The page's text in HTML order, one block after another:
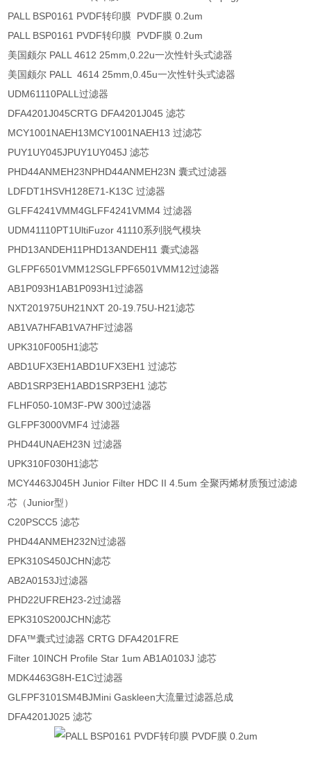
PALL BSP0161 PVDF转印膜 PVDF膜 0.2um
PALL BSP0161 PVDF转印膜 PVDF膜 0.2um
美国颇尔 PALL 4612 25mm,0.22u一次性针头式滤器
美国颇尔 PALL 4614 25mm,0.45u一次性针头式滤器
UDM61110PALL过滤器
DFA4201J045CRTG DFA4201J045 滤芯
MCY1001NAEH13MCY1001NAEH13 过滤芯
PUY1UY045JPUY1UY045J 滤芯
PHD44ANMEH23NPHD44ANMEH23N 囊式过滤器
LDFDT1HSVH128E71-K13C 过滤器
GLFF4241VMM4GLFF4241VMM4 过滤器
UDM41110PT1 UltiFuzor 41110系列脱气模块
PHD13ANDEH11 PHD13ANDEH11 囊式滤器
GLFPF6501VMM12SGLFPF6501VMM12过滤器
AB1P093H1AB1P093H1过滤器
NXT201975UH21 NXT 20-19.75U-H21滤芯
AB1VA7HFAB1VA7HF过滤器
UPK310F005H1滤芯
ABD1UFX3EH1ABD1UFX3EH1 过滤芯
ABD1SRP3EH1ABD1SRP3EH1 滤芯
FLHF050-10M3F-PW 300过滤器
GLFPF3000VMF4 过滤器
PHD44UNAEH23N 过滤器
UPK310F030H1滤芯
MCY4463J045H Junior Filter HDC II 4.5um 全聚丙烯材质预过滤滤
芯（Junior型）
C20PSCC5 滤芯
PHD44ANMEH232N过滤器
EPK310S450JCHN滤芯
AB2A0153J过滤器
PHD22UFREH23-2过滤器
EPK310S200JCHN滤芯
DFA™囊式过滤器 CRTG DFA4201FRE
Filter 10INCH Profile Star 1um AB1A0103J 滤芯
MDK4463G8H-E1C过滤器
GLFPF3101SM4BJMini Gaskleen大流量过滤器总成
DFA4201J025 滤芯